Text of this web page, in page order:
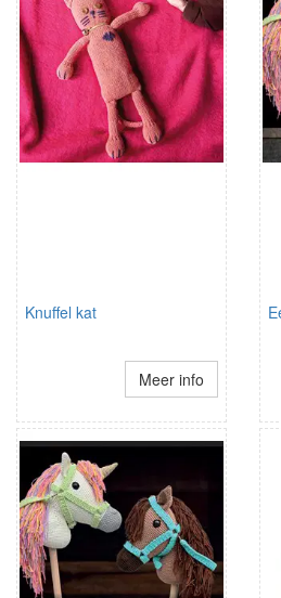
Knuffel kat
Meer info